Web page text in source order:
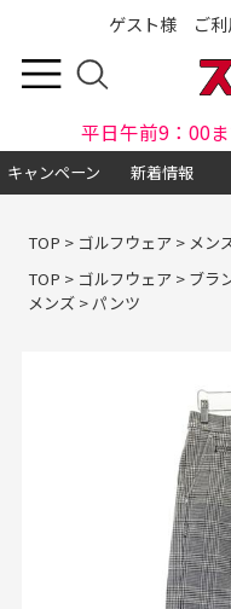
ゲスト様 ご利
平日午前9：00
キャンペーン 新着情報
TOP > ゴルフウェア > メン
TOP > ゴルフウェア > ブラ
メンズ>パンツ